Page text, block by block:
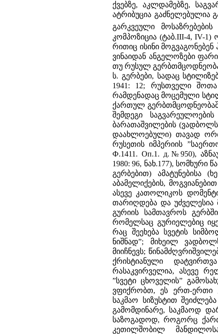
ქვებზე, აკლდამებზე,
ატრიბუცია გაძნელებულია
გარკვეული
კომპოზიცია (ტაბ.III-4, IV-
რითიც ისინი
ვინაიდან ანგელოზები
თუ რუსულ
ს. გერბები, სადაც
1941: 12; რუსთველი
რამდენადაც მოცემული
ქართულ
შემდეგი
ბარათაშვილების
დაახლოებული) თავად
რუსეთის იმპერიის
Ф.1411. Оп.1. д.№950),
1980: 96, ნახ.177),
გერბებით)
აბამელიქების,
ასევე კათოლიკოს
თარიღდება და უძველესია
გურიის სამთავროს
რომელსაც გურიელებიც
რაც შეეხება სვეტის
ნიშნად”; მიხეილ
მიიჩნევს;
ქრისტიანული
რასაკვირველია, ასევე
”სვეტი ცხოველის”
ვფიქრობთ, ეს ერთ-ერთი
საკმაო სიზუსტით
გამომდინარე, საკმაოდ
საზოგადოდ, როგორც
კეთილშობილ